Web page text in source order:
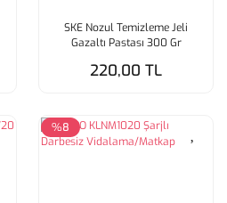
SKE Nozul Temizleme Jeli
Gazaltı Pastası 300 Gr
220,00 TL
%8